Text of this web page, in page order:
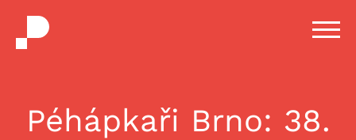
Péhápkaři Brno: 38.